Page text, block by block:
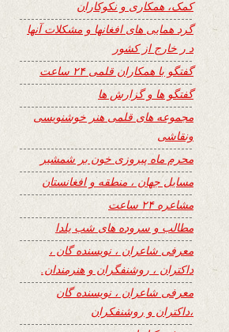
کمک، همکاری و نکوکاران
گرد همایی های افغانها و مشکلات آنها
د ر خارج از کشور
گفتگو با همکاران قلمی ۲۴ ساعت
گفتگو ها و گزارش ها
مجموعه های قلمی هنر خوشنویسی
ونقاشی
محرم ماه پیروزی خون بر شمشیر
مسایل جهان ، منطقه و افغانستان
مشاعره ۲۴ ساعت
مطالب و سروده های شب یلدا
معرفی شاعران ، نویسنده گان ،
داکتران ، روشنفگران و هنرمندان.
معرفی شاعران ، نویسنده گان
،داکتران و روشنفکران